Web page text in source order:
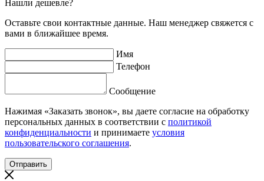
Нашли дешевле?
Оставьте свои контактные данные. Наш менеджер свяжется с
вами в ближайшее время.
Имя
Телефон
Сообщение
Нажимая «Заказать звонок», вы даете согласие на обработку
персональных данных в соответствии с политикой
конфиденциальности и принимаете условия
пользовательского соглашения.